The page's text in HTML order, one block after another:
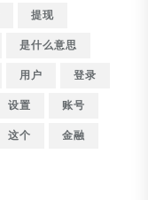
提现
是什么意思
用户
登录
设置
账号
这个
金融